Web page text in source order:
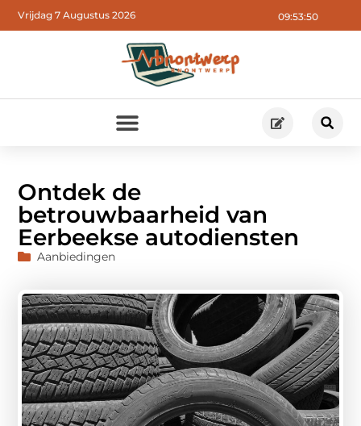
09:53:52
Vrijdag 7 Augustus 2026
Ontdek de
betrouwbaarheid van
Eerbeekse autodiensten
Aanbiedingen